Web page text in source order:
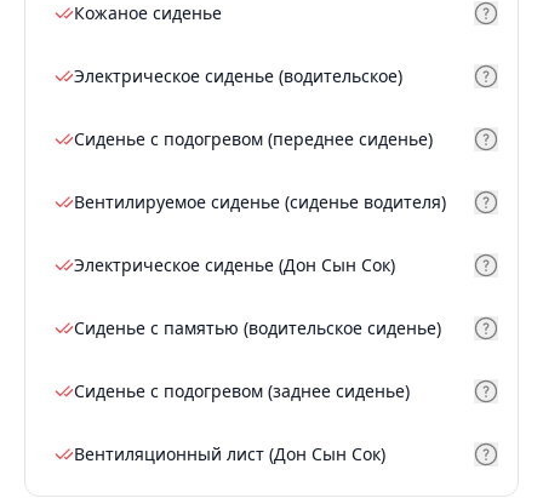
Кожаное сиденье
Электрическое сиденье (водительское)
Сиденье с подогревом (переднее сиденье)
Вентилируемое сиденье (сиденье водителя)
Электрическое сиденье (Дон Сын Сок)
Сиденье с памятью (водительское сиденье)
Сиденье с подогревом (заднее сиденье)
Вентиляционный лист (Дон Сын Сок)